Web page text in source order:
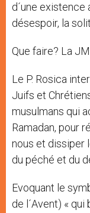
d´une existence
désespoir, la
Que faire? La
Le P. Rosica
Juifs et
musulmans qui
Ramadan, pour
nous et dissiper
du péché et du
Evoquant le
de l´Avent) « qui